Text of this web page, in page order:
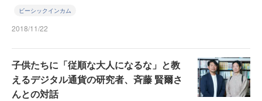
ビーシックインカム
2018/11/22
子供たちに「従順な大人になるな」と教
えるデジタル通貨の研究者、斉藤 賢爾さ
んとの対話